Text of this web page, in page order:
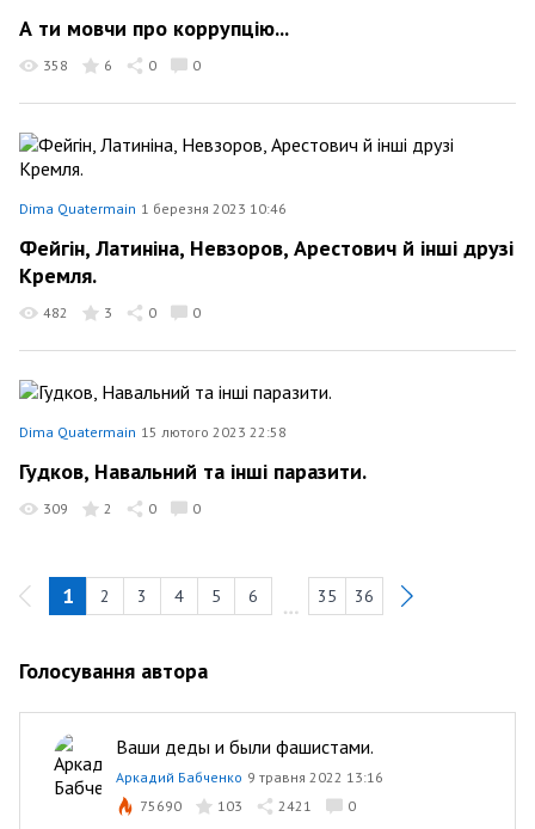
А ти мовчи про коррупцію...
358 6 0 0
Dima Quatermain 1 березня 2023 10:46
Фейгін, Латиніна, Невзоров, Арестович й інші друзі
Кремля.
482 3 0 0
Dima Quatermain 15 лютого 2023 22:58
Гудков, Навальний та інші паразити.
309 2 0 0
1 2 3 4 5 6 35 36
Голосування автора
Ваши деды и были фашистами.
Аркадий Бабченко 9 травня 2022 13:16
75690
103 2421 0